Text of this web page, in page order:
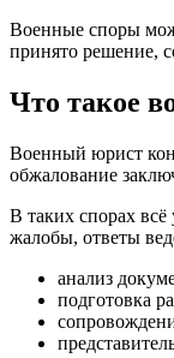
Военные споры
принято решение,
Что такое
Военный юрист
обжалование
В таких спорах
жалобы, ответы
анализ
подготовка